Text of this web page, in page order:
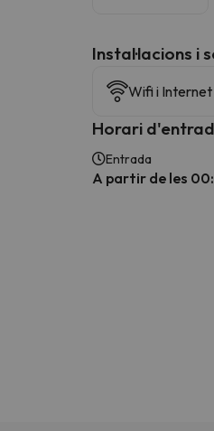
Instal·lacions i
Wifi i Internet
Horari
Entrada
A partir de les